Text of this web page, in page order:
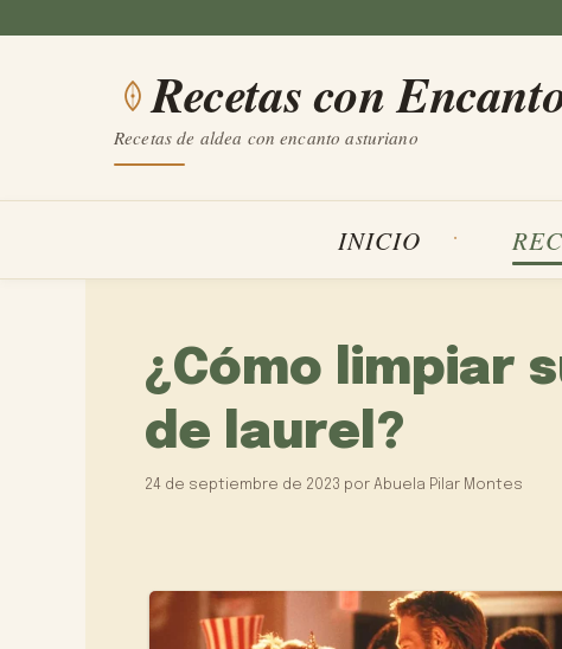
contenido
Recetas con
Recetas de aldea con encanto asturiano
INICIO
¿Cómo limpiar
de laurel?
24 de septiembre de 2023 por Abuela Pilar Montes